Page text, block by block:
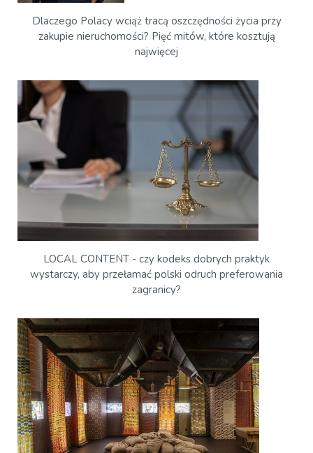
Dlaczego Polacy wciąż tracą oszczędności życia przy
zakupie nieruchomości? Pięć mitów, które kosztują
najwięcej
LOCAL CONTENT - czy kodeks dobrych praktyk
wystarczy, aby przełamać polski odruch preferowania
zagranicy?